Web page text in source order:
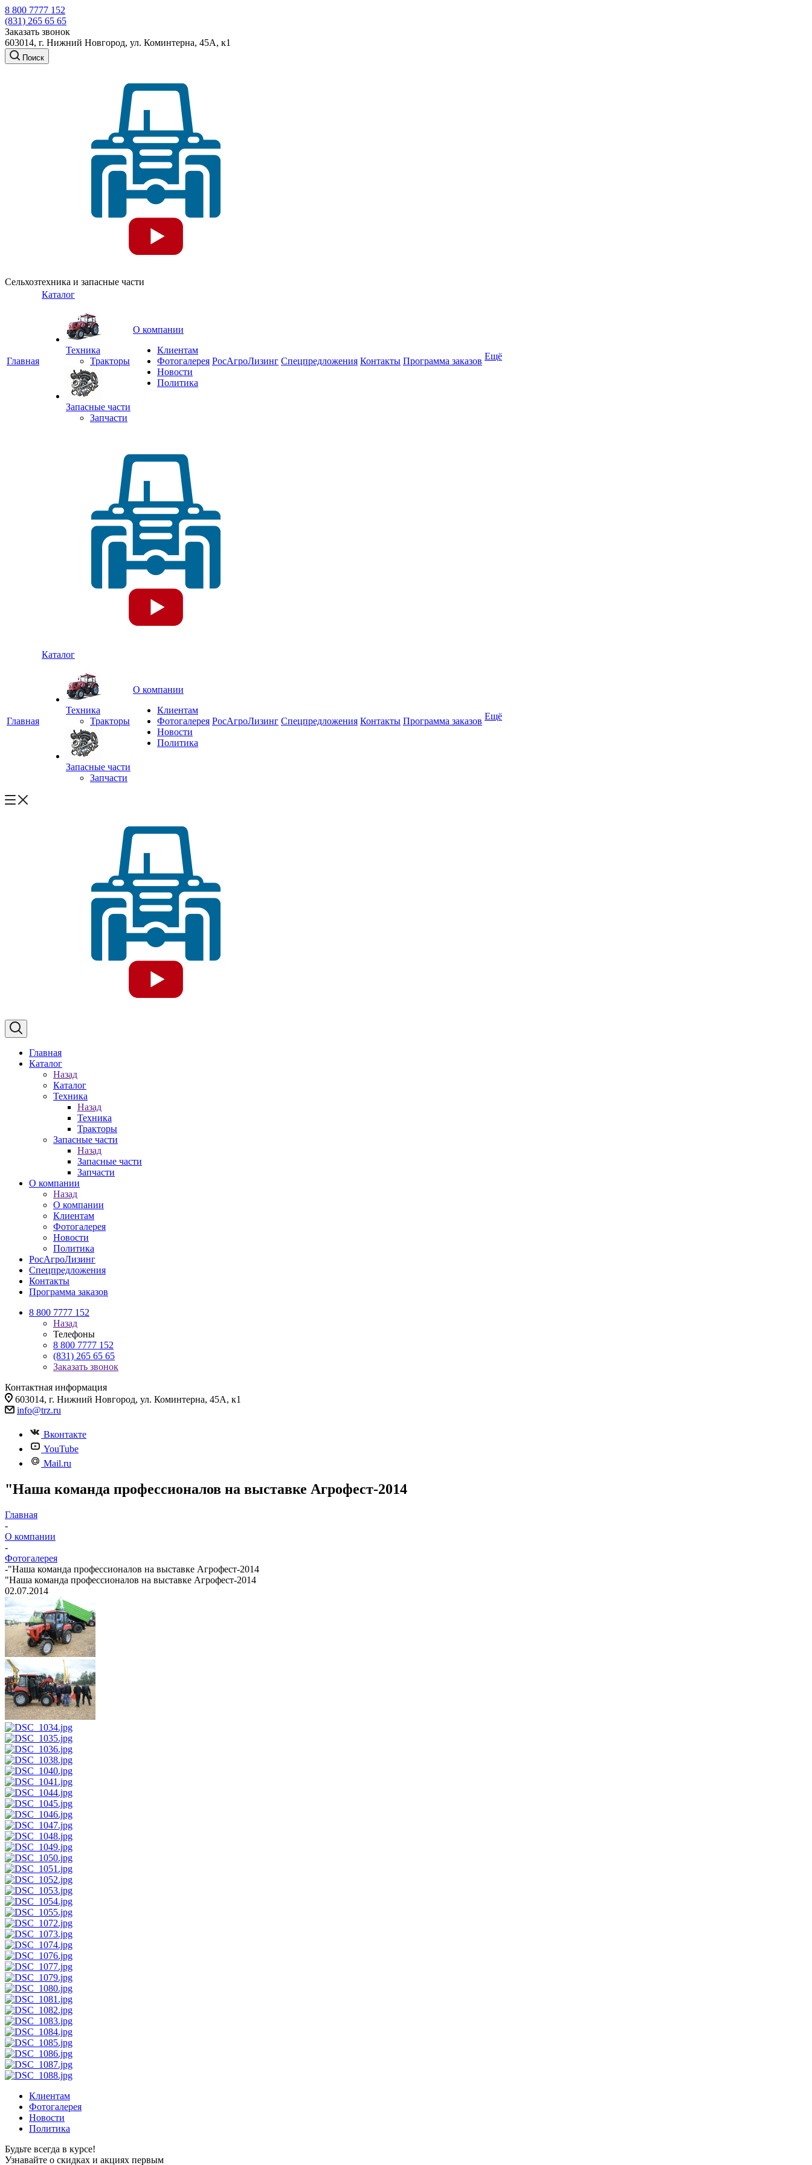
8 800 7777 152
(831) 265 65 65
Заказать звонок
603014, г. Нижний Новгород, ул. Коминтерна, 45А, к1
Поиск
Сельхозтехника и запасные части
Главная
Каталог
Техника
Тракторы
Запасные части
Запчасти
О компании
Клиентам
Фотогалерея
Новости
Политика
РосАгроЛизинг Спецпредложения Контакты Программа заказов Ещё
Главная
Каталог
Техника
Тракторы
Запасные части
Запчасти
О компании
Клиентам
Фотогалерея
Новости
Политика
РосАгроЛизинг Спецпредложения Контакты Программа заказов Ещё
Главная
Каталог
Назад
Каталог
Техника
Назад
Техника
Тракторы
Запасные части
Назад
Запасные части
Запчасти
О компании
Назад
О компании
Клиентам
Фотогалерея
Новости
Политика
РосАгроЛизинг
Спецпредложения
Контакты
Программа заказов
8 800 7777 152
Назад
Телефоны
8 800 7777 152
(831) 265 65 65
Заказать звонок
Контактная информация
603014, г. Нижний Новгород, ул. Коминтерна, 45А, к1
info@trz.ru
Вконтакте
YouTube
Mail.ru
"Наша команда профессионалов на выставке Агрофест-2014
Главная
-
О компании
-
Фотогалерея
-"Наша команда профессионалов на выставке Агрофест-2014
"Наша команда профессионалов на выставке Агрофест-2014
02.07.2014
Клиентам
Фотогалерея
Новости
Политика
Будьте всегда в курсе!
Узнавайте о скидках и акциях первым